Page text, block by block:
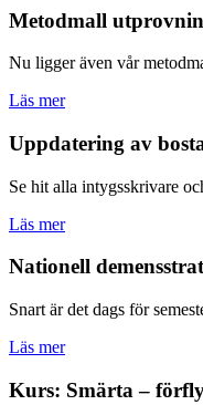
Metodmall
Nu ligger även vår
Läs mer
Uppdatering av
Se hit alla intygsskrivare
Läs mer
Nationell
Snart är det dags för
Läs mer
Kurs: Smärta –